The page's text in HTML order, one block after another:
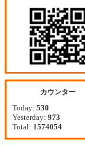
カウンター
Today: 530
Yesterday: 973
Total: 1574054